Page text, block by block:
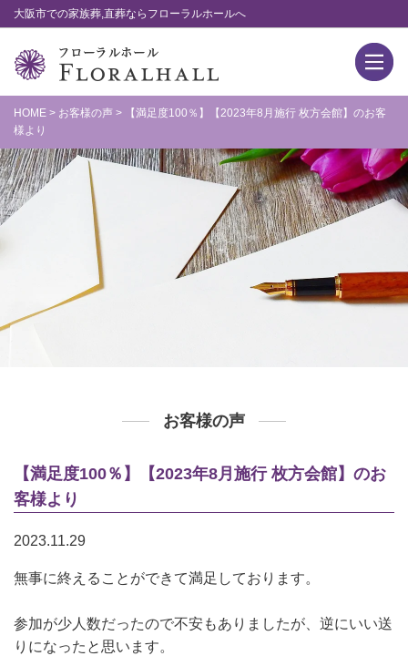
大阪市での家族葬,直葬ならフローラルホールへ
HOME > お客様の声 >
【満足度100％】【2023年8月施行 枚方会館】のお客
様より
お客様の声
【満足度100％】【2023年8月施行 枚方会館】のお
客様より
2023.11.29
無事に終えることができて満足しております。
参加が少人数だったので不安もありましたが、逆にいい送
りになったと思います。